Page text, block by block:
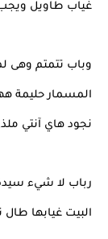
غياب طاويل ويجب
وباب تتمتم وهى
المسمار حليمة
نجود هاي آنتي
رباب لا شيء
البيت غيابها